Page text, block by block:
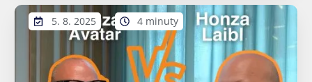
5. 8. 2025 4 minuty